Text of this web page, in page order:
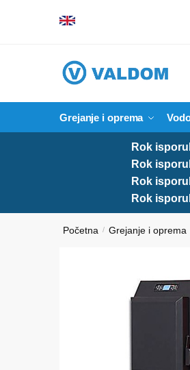
Grejanje i oprema
Rok
Rok
Rok
Rok
Početna / Grejanje i oprema